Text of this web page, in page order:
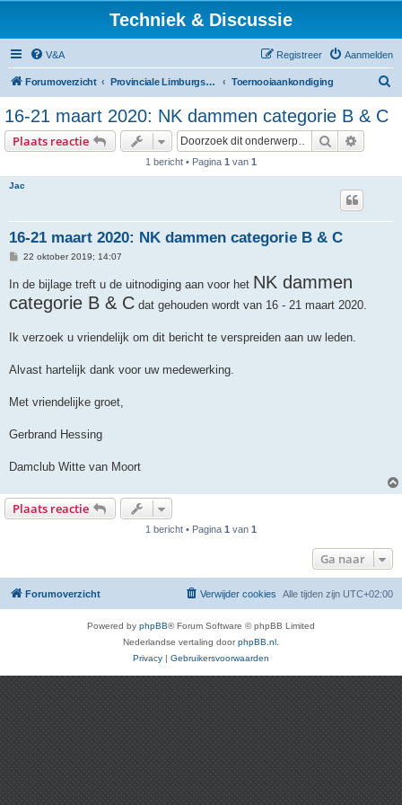
Techniek & Discussie
V&A Aanmelden
Registreer
Forumoverzicht Provinciale Limburgse Dambond Toernooiaankondiging
16-21 maart 2020: NK dammen categorie B & C
Plaats reactie Zoek
1 bericht • Pagina 1 van 1
Jac
16-21 maart 2020: NK dammen categorie B & C
B
c
h
22 oktober 2019; 14:07
In de bijlage treft u de uitnodiging aan voor het NK dammen
categorie B & C dat gehouden wordt van 16 - 21 maart 2020.
Ik verzoek u vriendelijk om dit bericht te verspreiden aan uw leden.
Alvast hartelijk dank voor uw medewerking.
Met vriendelijke groet,
Gerbrand Hessing
Damclub Witte van Moort
Plaats reactie
1 bericht • Pagina 1 van 1
Ga naar
Forumoverzicht Alle tijden zijn UTC+02:00
Verwijder cookies
Powered by phpBB® Forum Software © phpBB Limited
Nederlandse vertaling doorphpBB.nl
Privacy | Gebruikersvoorwaarden